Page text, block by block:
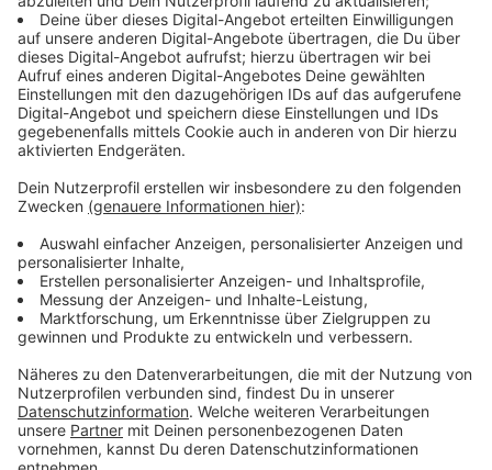
Immer auf dem Laufenden
bleiben!
Verpass' nichts mehr - mit unserem kostenlosen
ANTENNE BAYERN Newsletter. Ob Nachrichten,
Lifestyle oder unsere neuesten Aktionen - wir
informieren dich.
Zum Newsletter anmelden
Du möchtest uns etwas sagen?